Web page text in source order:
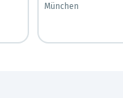
München